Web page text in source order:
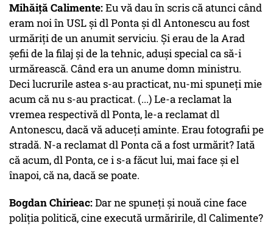
Mihăiță Calimente:Eu vă dau în scris că atunci când
eram noi în USL și dl Ponta și dl Antonescu au fost
urmăriți de un anumit serviciu. Și erau de la Arad
șefii de la filaj și de la tehnic, aduși special ca să-i
urmărească. Când era un anume domn ministru.
Deci lucrurile astea s-au practicat, nu-mi spuneți mie
acum că nu s-au practicat. (...) Le-a reclamat la
vremea respectivă dl Ponta, le-a reclamat dl
Antonescu, dacă vă aduceți aminte. Erau fotografii pe
stradă. N-a reclamat dl Ponta că a fost urmărit? Iată
că acum, dl Ponta, ce i s-a făcut lui, mai face și el
înapoi, că na, dacă se poate.
Bogdan Chirieac:Dar ne spuneți și nouă cine face
poliția politică, cine execută urmăririle, dl Calimente?